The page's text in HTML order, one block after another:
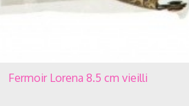
Fermoir Lorena 8.5 cm vieilli